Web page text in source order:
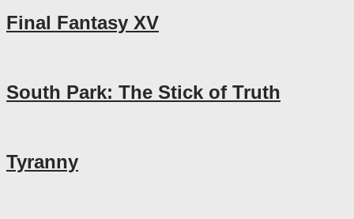
Final Fantasy XV
South Park: The Stick of Truth
Tyranny